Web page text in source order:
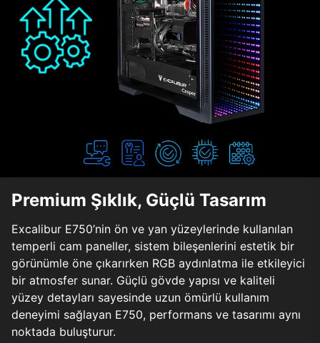
Premium Şıklık, Güçlü Tasarım
Excalibur E750’nin ön ve yan yüzeylerinde kullanılan
temperli cam paneller, sistem bileşenlerini estetik bir
görünümle öne çıkarırken RGB aydınlatma ile etkileyici
bir atmosfer sunar. Güçlü gövde yapısı ve kaliteli
yüzey detayları sayesinde uzun ömürlü kullanım
deneyimi sağlayan E750, performans ve tasarımı aynı
noktada buluşturur.